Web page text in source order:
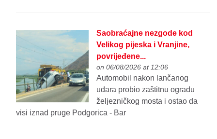
Saobraćajne nezgode kod
Velikog pijeska i Vranjine,
povrijeđene...
on 06/08/2026 at 12:06
Automobil nakon lančanog
udara probio zaštitnu ogradu
željezničkog mosta i ostao da
visi iznad pruge Podgorica - Bar